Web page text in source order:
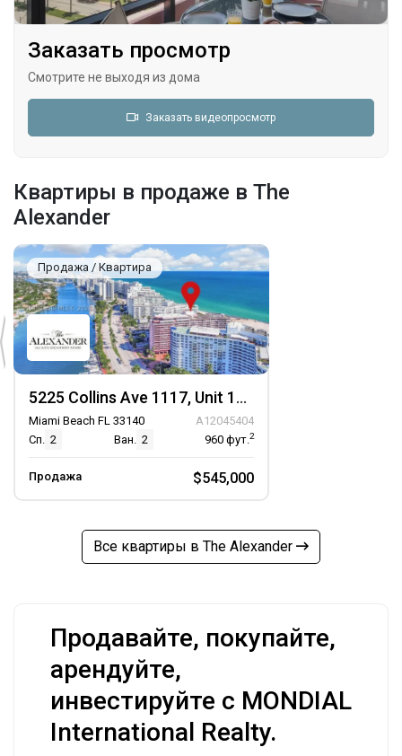
Заказать просмотр
Смотрите не выходя из дома
Заказать видеопросмотр
Квартиры в продаже в The
Alexander
Продажа / Квартира
5225 Collins Ave 1117, Unit 1117
Miami Beach FL 33140
A12045404
Сп. 2 Ван. 2 960 фут.2
Продажа $545,000
Все квартиры в The Alexander
Продавайте, покупайте,
арендуйте,
инвестируйте с MONDIAL
International Realty.